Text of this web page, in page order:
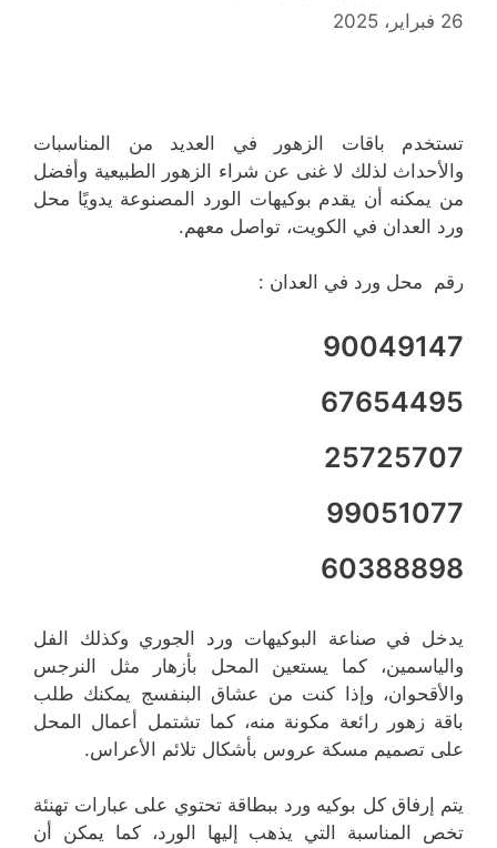
26 فبراير، 2025
تستخدم باقات الزهور في العديد من المناسبات
والأحداث لذلك لا غنى عن شراء الزهور الطبيعية وأفضل
من يمكنه أن يقدم بوكيهات الورد المصنوعة يدويًا محل
ورد العدان في الكويت، تواصل معهم.
رقم محل ورد في العدان :
90049147
67654495
25725707
99051077
60388898
يدخل في صناعة البوكيهات ورد الجوري وكذلك الفل
والياسمين، كما يستعين المحل بأزهار مثل النرجس
والأقحوان، وإذا كنت من عشاق البنفسج يمكنك طلب
باقة زهور رائعة مكونة منه، كما تشتمل أعمال المحل
على تصميم مسكة عروس بأشكال تلائم الأعراس.
يتم إرفاق كل بوكيه ورد ببطاقة تحتوي على عبارات تهنئة
تخص المناسبة التي يذهب إليها الورد، كما يمكن أن